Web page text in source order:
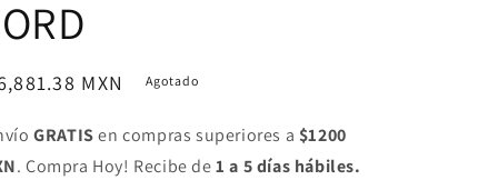
MXN Agotado
GRATISen compras superiores a $1200
. Compra Hoy! Recibe de1 a 5 días hábiles.